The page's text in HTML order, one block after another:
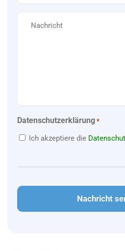
Datenschutzerklärung *
Ich akzeptiere die